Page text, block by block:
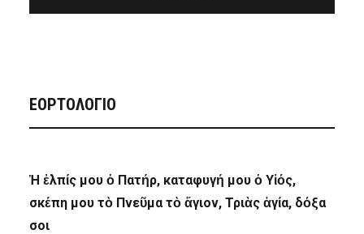
ΕΟΡΤΟΛΟΓΙΟ
Ἡ ἐλπίς μου ὁ Πατήρ, καταφυγή μου ὁ Υἱός,
σκέπη μου τὸ Πνεῦμα τὸ ἅγιον, Τριὰς ἁγία, δόξα
σοι